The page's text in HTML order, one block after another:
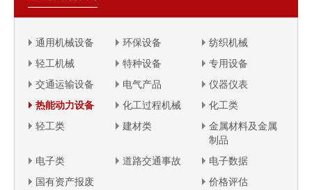
通用机械设备 环保设备
纺织机械
轻工机械
特种设备
专用设备
交通运输设备
电气产品
仪器仪表
热能动力设备
化工过程机械
化工类
轻工类
建材类
金属材料及金属
制品
电子类
道路交通事故
电子数据
国有资产报废
价格评估